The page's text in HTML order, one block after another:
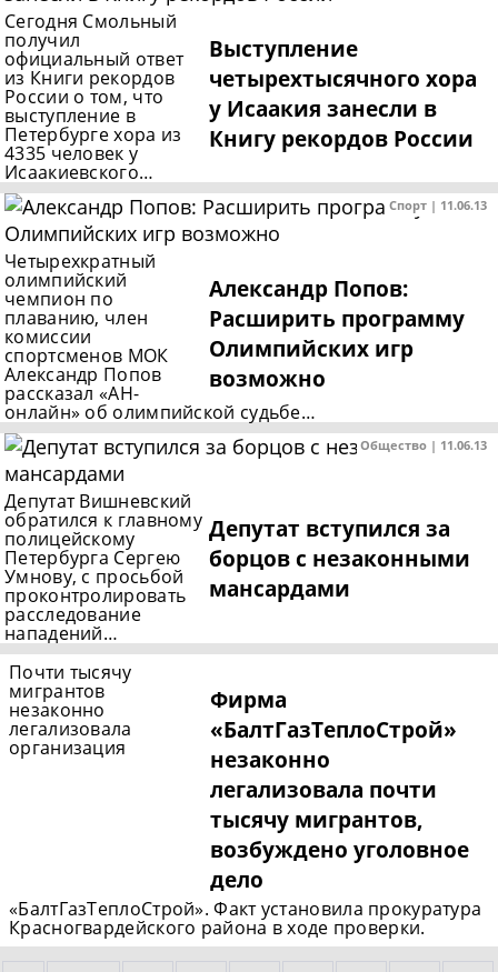
Выступление
четырехтысячного хора
у Исаакия занесли в
Книгу рекордов России
Сегодня Смольный
получил
официальный ответ
из Книги рекордов
России о том, что
выступление в
Петербурге хора из
4335 человек у
Исаакиевского…
Спорт | 11.06.13
Александр Попов:
Расширить программу
Олимпийских игр
возможно
Четырехкратный
олимпийский
чемпион по
плаванию, член
комиссии
спортсменов МОК
Александр Попов
рассказал «АН-
онлайн» об олимпийской судьбе…
Общество | 11.06.13
Депутат вступился за
борцов с незаконными
мансардами
Депутат Вишневский
обратился к главному
полицейскому
Петербурга Сергею
Умнову, с просьбой
проконтролировать
расследование
нападений…
Фирма
«БалтГазТеплоСтрой»
незаконно
легализовала почти
тысячу мигрантов,
возбуждено уголовное
дело
Почти тысячу
мигрантов
незаконно
легализовала
организация
«БалтГазТеплоСтрой». Факт установила прокуратура
Красногвардейского района в ходе проверки.